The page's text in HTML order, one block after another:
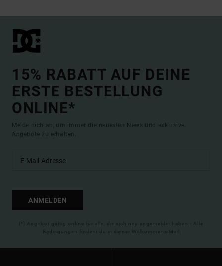
15% RABATT AUF DEINE
ERSTE BESTELLUNG
ONLINE*
Melde dich an, um immer die neuesten News und exklusive
Angebote zu erhalten.
ANMELDEN
(*) Angebot gültig online für alle, die sich neu angemeldet haben - Alle
Bedingungen findest du in deiner Willkommens-Mail